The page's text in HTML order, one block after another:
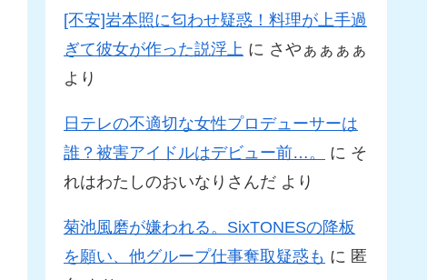
[不安]岩本照に匂わせ疑惑！料理が上手過
ぎて彼女が作った説浮上 に さやぁぁぁぁ
より
日テレの不適切な女性プロデューサーは
誰？被害アイドルはデビュー前…。
に そ
れはわたしのおいなりさんだ より
菊池風磨が嫌われる。SixTONESの降板
を願い、他グループ仕事奪取疑惑も に 匿